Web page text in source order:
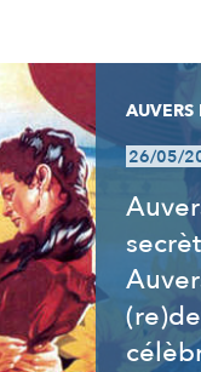
AUVERS
26/05/